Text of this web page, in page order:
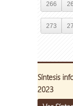
266
273
Síntesis
2023